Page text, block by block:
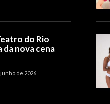
do Rio
da nova cena
junho de 2026